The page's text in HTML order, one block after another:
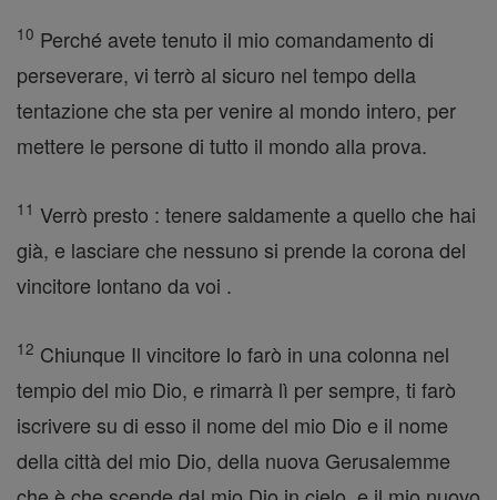
10 Perché avete tenuto il mio comandamento di
perseverare, vi terrò al sicuro nel tempo della
tentazione che sta per venire al mondo intero, per
mettere le persone di tutto il mondo alla prova.
11 Verrò presto : tenere saldamente a quello che hai
già, e lasciare che nessuno si prende la corona del
vincitore lontano da voi .
12 Chiunque Il vincitore lo farò in una colonna nel
tempio del mio Dio, e rimarrà lì per sempre, ti farò
iscrivere su di esso il nome del mio Dio e il nome
della città del mio Dio, della nuova Gerusalemme